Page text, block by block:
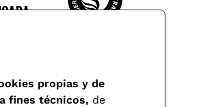
propias y de
fines técnicos, de